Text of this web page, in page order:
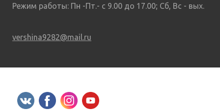
Режим работы: Пн -Пт.- с 9.00 до 17.00; Сб, Вс - вых.
vershina9282@mail.ru